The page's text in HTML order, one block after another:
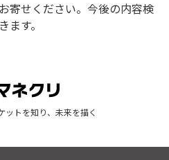
寄せください。今後の内容検
す。
ットを知り、未来を描く